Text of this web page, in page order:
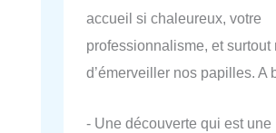
accueil si chaleureux, votre
professionnalisme, et surtout
d’émerveiller nos papilles. A
- Une découverte qui est une